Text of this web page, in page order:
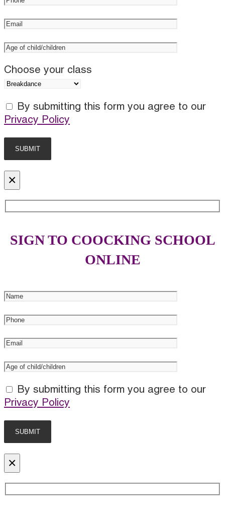
Choose your class
By submitting this form you agree to our
Privacy Policy
×
SIGN TO COOCKING SCHOOL
ONLINE
By submitting this form you agree to our
Privacy Policy
×